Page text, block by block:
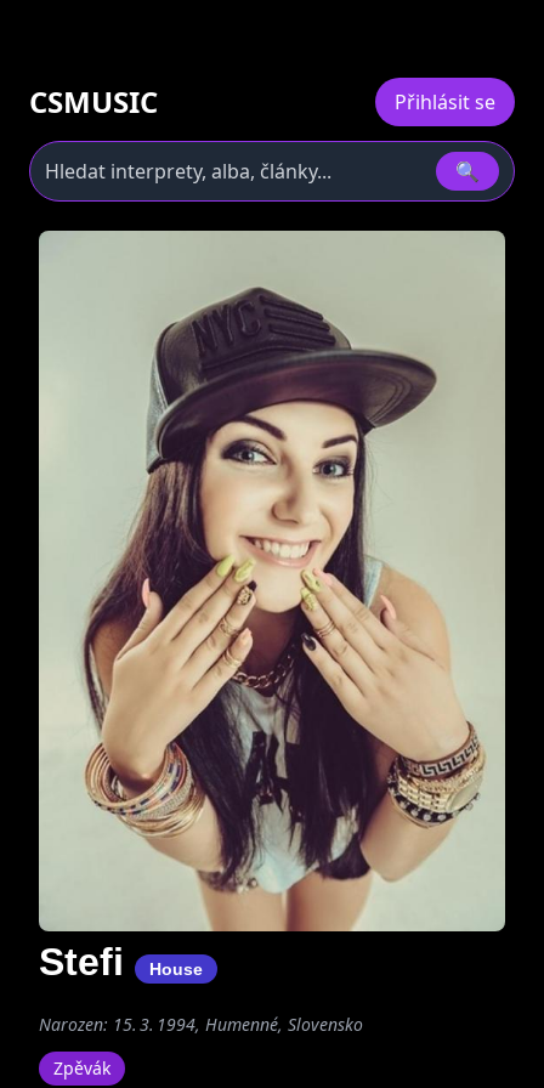
CSMUSIC Přihlásit se
🔍
Stefi House
Narozen: 15. 3. 1994, Humenné, Slovensko
Zpěvák